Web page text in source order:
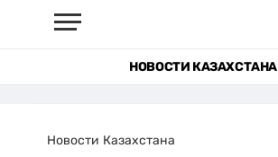
НОВОСТИ КАЗАХСТАНА
Новости Казахстана